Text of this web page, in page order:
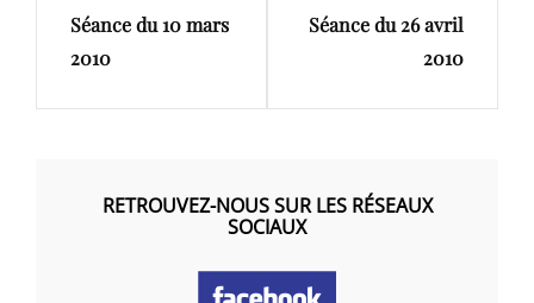
l’article
Post
Séance du 10 mars
2010
Post
Séance du 26 avril
2010
RETROUVEZ-NOUS SUR LES RÉSEAUX
SOCIAUX